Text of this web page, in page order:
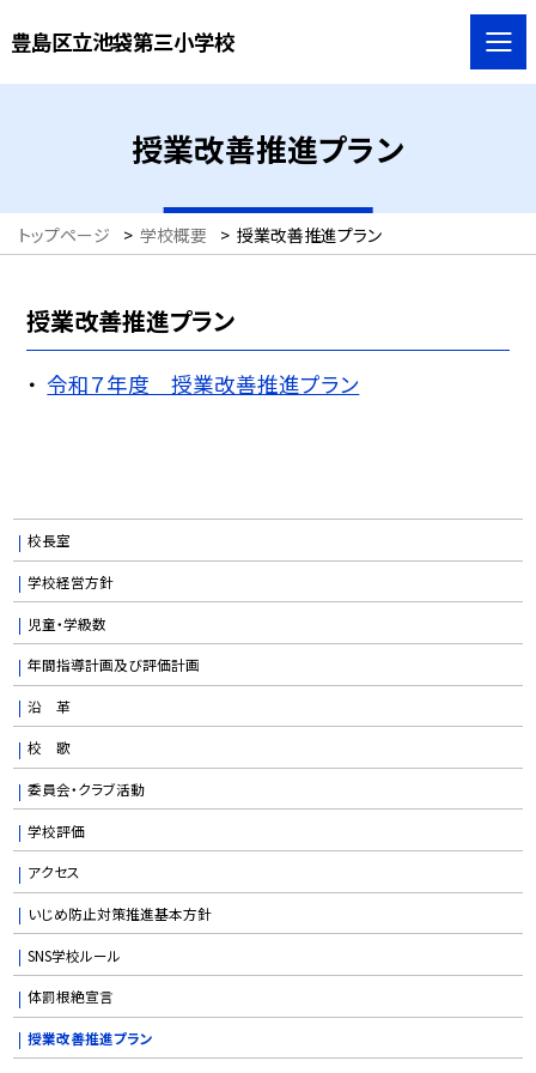
豊島区立池袋第三小学校
授業改善推進プラン
トップページ > 学校概要 > 授業改善推進プラン
授業改善推進プラン
令和７年度 授業改善推進プラン
校長室
学校経営方針
児童・学級数
年間指導計画及び評価計画
沿 革
校 歌
委員会・クラブ活動
学校評価
アクセス
いじめ防止対策推進基本方針
SNS学校ルール
体罰根絶宣言
授業改善推進プラン